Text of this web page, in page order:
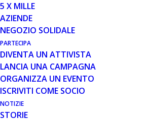
5 X MILLE
AZIENDE
NEGOZIO SOLIDALE
PARTECIPA
DIVENTA UN ATTIVISTA
LANCIA UNA CAMPAGNA
ORGANIZZA UN EVENTO
ISCRIVITI COME SOCIO
NOTIZIE
STORIE
sicurezza del prodotto
ProO51, già utilizzato da Prosensa
somministrazione locale e
da DMD, sponsorizzato dalla ditta
I pazienti teoricamente eleggibili
sperimentazione sono stati
Nazionale Pazienti DMD/BMD, in
genetici.